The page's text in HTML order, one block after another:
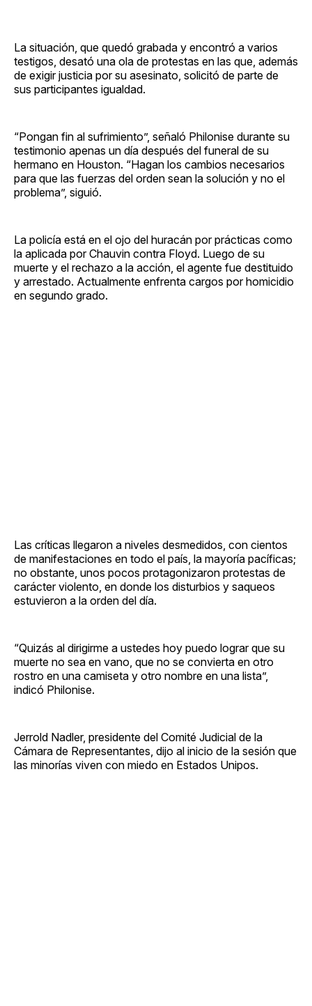
La situación, que quedó grabada y encontró a varios
testigos, desató una ola de protestas en las que, además
de exigir justicia por su asesinato, solicitó de parte de
sus participantes igualdad.
“Pongan fin al sufrimiento”, señaló Philonise durante su
testimonio apenas un día después del funeral de su
hermano en Houston. “Hagan los cambios necesarios
para que las fuerzas del orden sean la solución y no el
problema”, siguió.
La policía está en el ojo del huracán por prácticas como
la aplicada por Chauvin contra Floyd. Luego de su
muerte y el rechazo a la acción, el agente fue destituido
y arrestado. Actualmente enfrenta cargos por homicidio
en segundo grado.
Las críticas llegaron a niveles desmedidos, con cientos
de manifestaciones en todo el país, la mayoría pacíficas;
no obstante, unos pocos protagonizaron protestas de
carácter violento, en donde los disturbios y saqueos
estuvieron a la orden del día.
“Quizás al dirigirme a ustedes hoy puedo lograr que su
muerte no sea en vano, que no se convierta en otro
rostro en una camiseta y otro nombre en una lista”,
indicó Philonise.
Jerrold Nadler, presidente del Comité Judicial de la
Cámara de Representantes, dijo al inicio de la sesión que
las minorías viven con miedo en Estados Unipos.